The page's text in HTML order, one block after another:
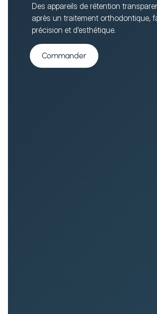
Des appareils de rétention
après un traitement orthodontique,
précision et d'esthétique.
Commander